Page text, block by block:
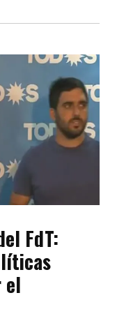
FdT:
el